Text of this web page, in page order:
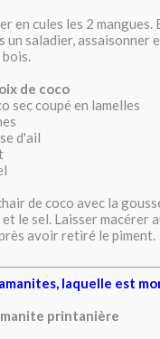
en cules les 2
un saladier,
bois.
de coco
sec coupé en lamelles
d'ail
de coco avec la
le sel. Laisser macérer
avoir retiré le piment.
laquelle est
printanière